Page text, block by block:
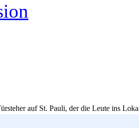
auf St. Pauli, der die Leute ins